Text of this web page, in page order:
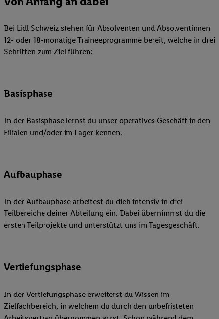
Bei Lidl Schweiz stehen für Absolventen und Absolventinnen
12- oder 18-monatige Traineeprogramme bereit, welche in drei
Schritten zum Ziel führen:
Basisphase
In der Basisphase lernst du unser operatives Geschäft in den
Filialen und/oder im Lager kennen.
Aufbauphase
In der Aufbauphase arbeitest du dich intensiv in drei
Teilbereiche deiner Abteilung ein. Dabei übernimmst du die
ersten Teilprojekte und unterstützt uns im Tagesgeschäft.
Vertiefungsphase
In der Vertiefungsphase erweiterst du Wissen im
Zielfachbereich, in welchem du durch den unbefristeten